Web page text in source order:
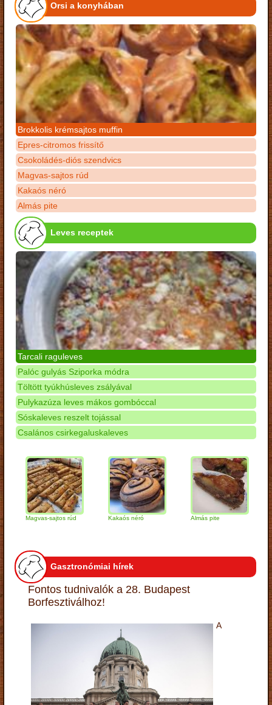
Orsi a konyhában
Brokkolis krémsajtos muffin
Epres-citromos frissítő
Csokoládés-diós szendvics
Magvas-sajtos rúd
Kakaós néró
Almás pite
Leves receptek
Tarcali raguleves
Palóc gulyás Sziporka módra
Töltött tyúkhúsleves zsályával
Pulykazúza leves mákos gombóccal
Sóskaleves reszelt tojással
Csalános csirkegaluskaleves
Magvas-sajtos rúd Kakaós néró Almás pite
Gasztronómiai hírek
Fontos tudnivalók a 28. Budapest
Borfesztiválhoz!
A